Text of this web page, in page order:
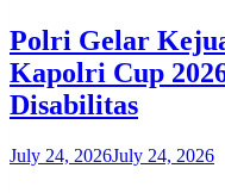
Polri Gelar
Kapolri Cup
Disabilitas
July 24, 2026July 24, 2026